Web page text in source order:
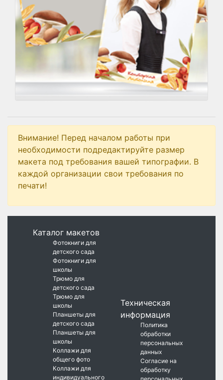
Внимание! Перед началом работы при
необходимости подредактируйте размер
макета под требования вашей типографии. В
каждой организации свои требования по
печати!
Каталог макетов
Фотокниги для
детского сада
Фотокниги для
школы
Трюмо для
детского сада
Трюмо для
школы
Планшеты для
детского сада
Планшеты для
школы
Коллажи для
общего фото
Коллажи для
индивидуального
Техническая
информация
Политика
обработки
персональных
данных
Согласие на
обработку